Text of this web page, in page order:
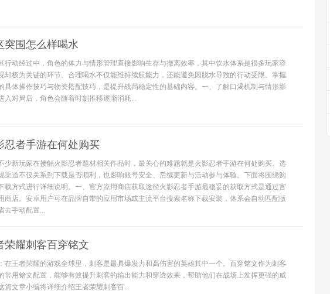
突围怎么样喝水
行动经过中，角色的体力与情形管理直接影响生存与撤离效率，其中饮水体系是很多玩家容
却极为关键的环节。合理喝水不仅能维持续航能力，还能避免因脱水导致的行动受限。掌握
具体操作技巧与物资搭配技巧，是提升战局稳定性的基础内容。一、了解口渴机制与情形影
入对局后，角色会随着时刻推移逐渐消耗...
忍者手游在何处购买
少新玩家在接触火影忍者题材相关作品时，最关心的难题就是火影忍者手游在何处购买。选
渠道不仅关系到下载是否顺利，也影响账号安全、后续更新与活动参与体验。下面将围绕购
载方式进行详细说明。一、官方应用商店获取途径火影忍者手游最稳妥的获取方式是通过官
商店。安卓用户可在品牌自带的应用市场或主流平台搜索名称下载安装，体系会自动匹配版
去手动配置...
荣耀刺客百穿铭文
在王者荣耀的游戏全球里，刺客是最具爆发力和高伤害的英雄其中一个。百穿铭文作为刺客
常用铭文配置，能够有效提升刺客的输出能力和穿透效果，帮助他们在战场上发挥更强的威
篇文章小编将详细介绍王者荣耀刺客百...